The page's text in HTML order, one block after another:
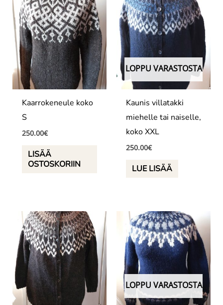
Kaarrokeneule koko
S
250.00€
LISÄÄ
OSTOSKORIIN
LOPPU VARASTOSTA
Kaunis villatakki
miehelle tai naiselle,
koko XXL
250.00€
LUE LISÄÄ
LOPPU VARASTOSTA